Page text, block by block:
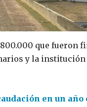
que fueron
y la institución
en un